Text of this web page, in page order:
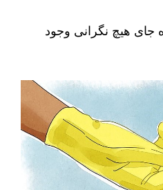
جای هیچ نگرانی وجود